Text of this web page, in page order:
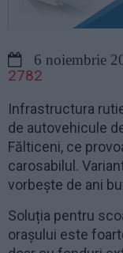
6 noiembrie
2782
Infrastructura
de autovehicule
Fălticeni, ce
carosabilul.
vorbește de ani
Soluția pentru
orașului este